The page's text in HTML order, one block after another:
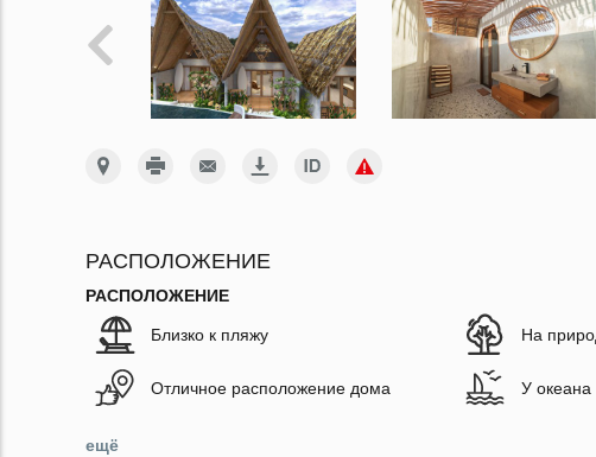
РАСПОЛОЖЕНИЕ
РАСПОЛОЖЕНИЕ
Близко к пляжу На
Отличное расположение дома У океана
ещё